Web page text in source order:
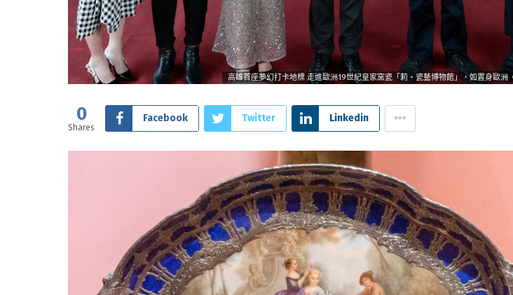
高雄首座夢幻打卡地標 走進歐洲19世紀皇家窯瓷「莉‧瓷藝博物館」，如置身歐洲
0
Shares
Facebook Twitter Linkedin